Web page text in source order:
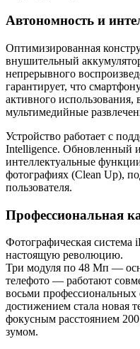
Автономность и
Оптимизированная
внушительный
непрерывного
гарантирует, что
активного
мультимедийные
Устройство работает с
Intelligence. Обновленный
интеллектуальные
фотографиях (Clean Up),
пользователя.
Профессиональная
Фотографическая система
настоящую революцию.
Три модуля по 48 Мп —
телефото — работают
восьми
достижением стала новая
фокусным расстоянием
зумом.